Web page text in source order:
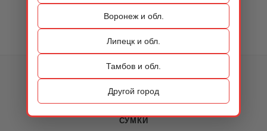
Воронеж и обл.
Липецк и обл.
Тамбов и обл.
Другой город
ОБУВЬ
СУМКИ